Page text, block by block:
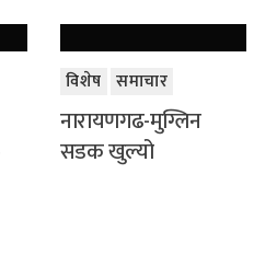
विशेष समाचार
नारायणगढ-मुग्लिन
सडक खुल्यो